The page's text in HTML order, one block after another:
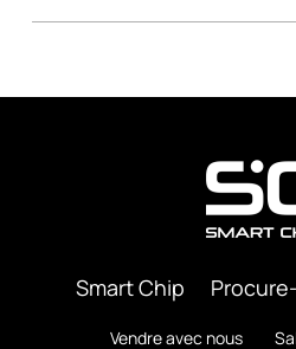
Smart Chip
Vendre avec nous